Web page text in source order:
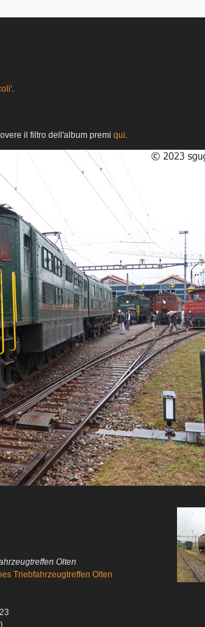
.
il filtro dell'album premi qui.
Olten
Triebfahrzeugtreffen Olten